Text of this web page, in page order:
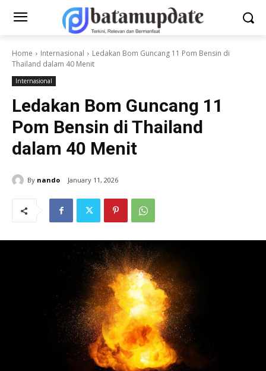
Home Internasional
Ledakan Bom Guncang 11 Pom Bensin di
Thailand dalam 40 Menit
Internasional
Ledakan Bom Guncang 11
Pom Bensin di Thailand
dalam 40 Menit
By nando January 11, 2026